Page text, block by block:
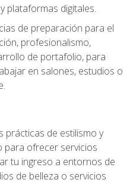
plataformas digitales.
de preparación para el
profesionalismo,
de portafolio, para
en salones, estudios o
prácticas de estilismo y
para ofrecer servicios
tu ingreso a entornos de
de belleza o servicios